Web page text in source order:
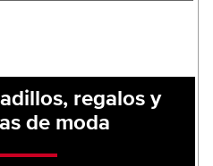
regalos y
de moda